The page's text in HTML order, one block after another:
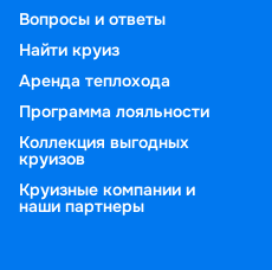
Вопросы и ответы
Найти круиз
Аренда теплохода
Программа лояльности
Коллекция выгодных
круизов
Круизные компании и
наши партнеры